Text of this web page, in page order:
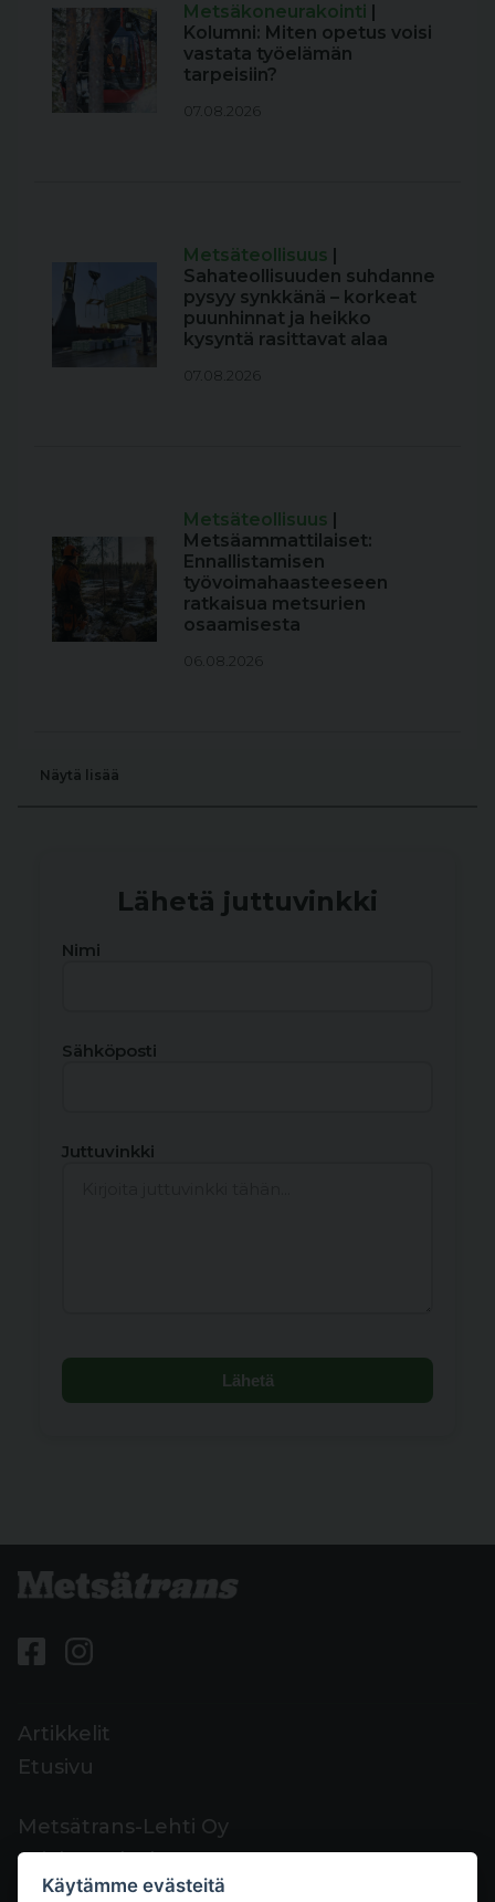
Metsäkoneurakointi |
Kolumni: Miten opetus voisi
vastata työelämän
tarpeisiin?
07.08.2026
Metsäteollisuus |
Sahateollisuuden suhdanne
pysyy synkkänä – korkeat
puunhinnat ja heikko
kysyntä rasittavat alaa
07.08.2026
Metsäteollisuus |
Metsäammattilaiset:
Ennallistamisen
työvoimahaasteeseen
ratkaisua metsurien
osaamisesta
06.08.2026
Näytä lisää
Lähetä juttuvinkki
Nimi
Sähköposti
Juttuvinkki
Lähetä
Artikkelit
Etusivu
Metsätrans-Lehti Oy
Asiakaspalvelu
Yhteystiedot
Käytämme evästeitä